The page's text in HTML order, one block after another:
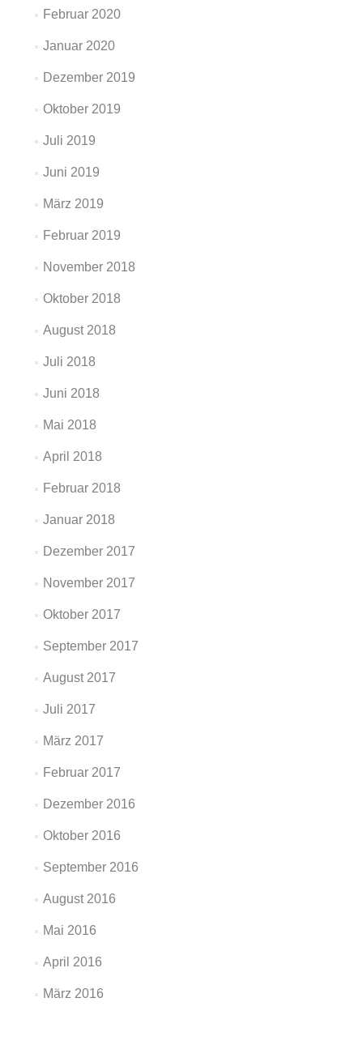
Februar 2020
Januar 2020
Dezember 2019
Oktober 2019
Juli 2019
Juni 2019
März 2019
Februar 2019
November 2018
Oktober 2018
August 2018
Juli 2018
Juni 2018
Mai 2018
April 2018
Februar 2018
Januar 2018
Dezember 2017
November 2017
Oktober 2017
September 2017
August 2017
Juli 2017
März 2017
Februar 2017
Dezember 2016
Oktober 2016
September 2016
August 2016
Mai 2016
April 2016
März 2016